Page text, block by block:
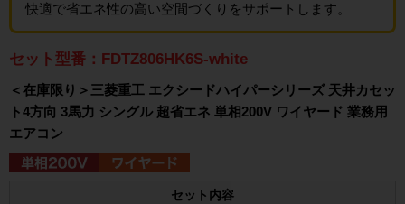
快適で省エネ性の高い空間づくりをサポートします。
セット型番：FDTZ806HK6S-white
＜在庫限り＞三菱重工 エクシードハイパーシリーズ 天井カセッ
ト4方向 3馬力 シングル 超省エネ 単相200V ワイヤード 業務用
エアコン
セット内容